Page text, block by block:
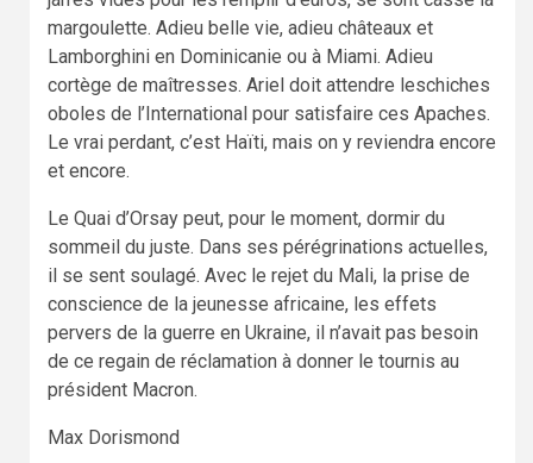
margoulette. Adieu belle vie, adieu châteaux et
Lamborghini en Dominicanie ou à Miami. Adieu
cortège de maîtresses. Ariel doit attendre leschiches
oboles de l’International pour satisfaire ces Apaches.
Le vrai perdant, c’est Haïti, mais on y reviendra encore
et encore.
Le Quai d’Orsay peut, pour le moment, dormir du
sommeil du juste. Dans ses pérégrinations actuelles,
il se sent soulagé. Avec le rejet du Mali, la prise de
conscience de la jeunesse africaine, les effets
pervers de la guerre en Ukraine, il n’avait pas besoin
de ce regain de réclamation à donner le tournis au
président Macron.
Max Dorismond